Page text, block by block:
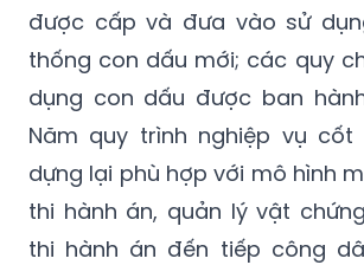
được cấp và đưa vào sử
thống con dấu mới; các quy
dụng con dấu được ban
Năm quy trình nghiệp vụ
dựng lại phù hợp với mô hình
thi hành án, quản lý vật
thi hành án đến tiếp công